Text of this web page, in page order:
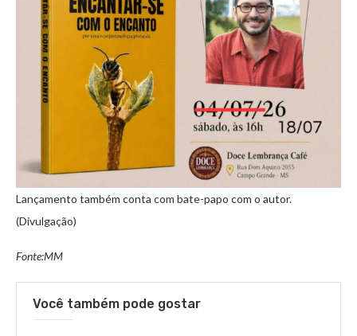
Lançamento também conta com bate-papo com o autor.
(Divulgação)
Fonte:MM
Você também pode gostar